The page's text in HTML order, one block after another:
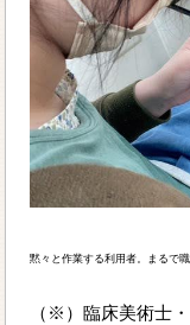
黙々と作業する利用者。まるで職
（※）臨床美術士